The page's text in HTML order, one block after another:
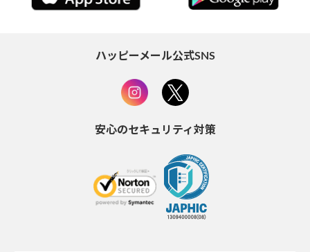
ハッピーメール公式SNS
安心のセキュリティ対策